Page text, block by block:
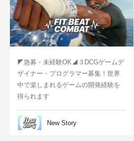
◤急募・未経験OK◢３DCGゲームデ
ザイナー・プログラマー募集！世界
中で楽しまれるゲームの開発経験を
得られます
New Story